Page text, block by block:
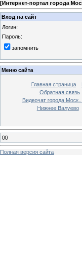
[Интернет-портал города
Вход на сайт
Логин:
Пароль:
запомнить
Меню сайта
Главная страница
Обратная связь
Видеочат города Моск...
Нижнее Валуево
00
Полная версия сайта